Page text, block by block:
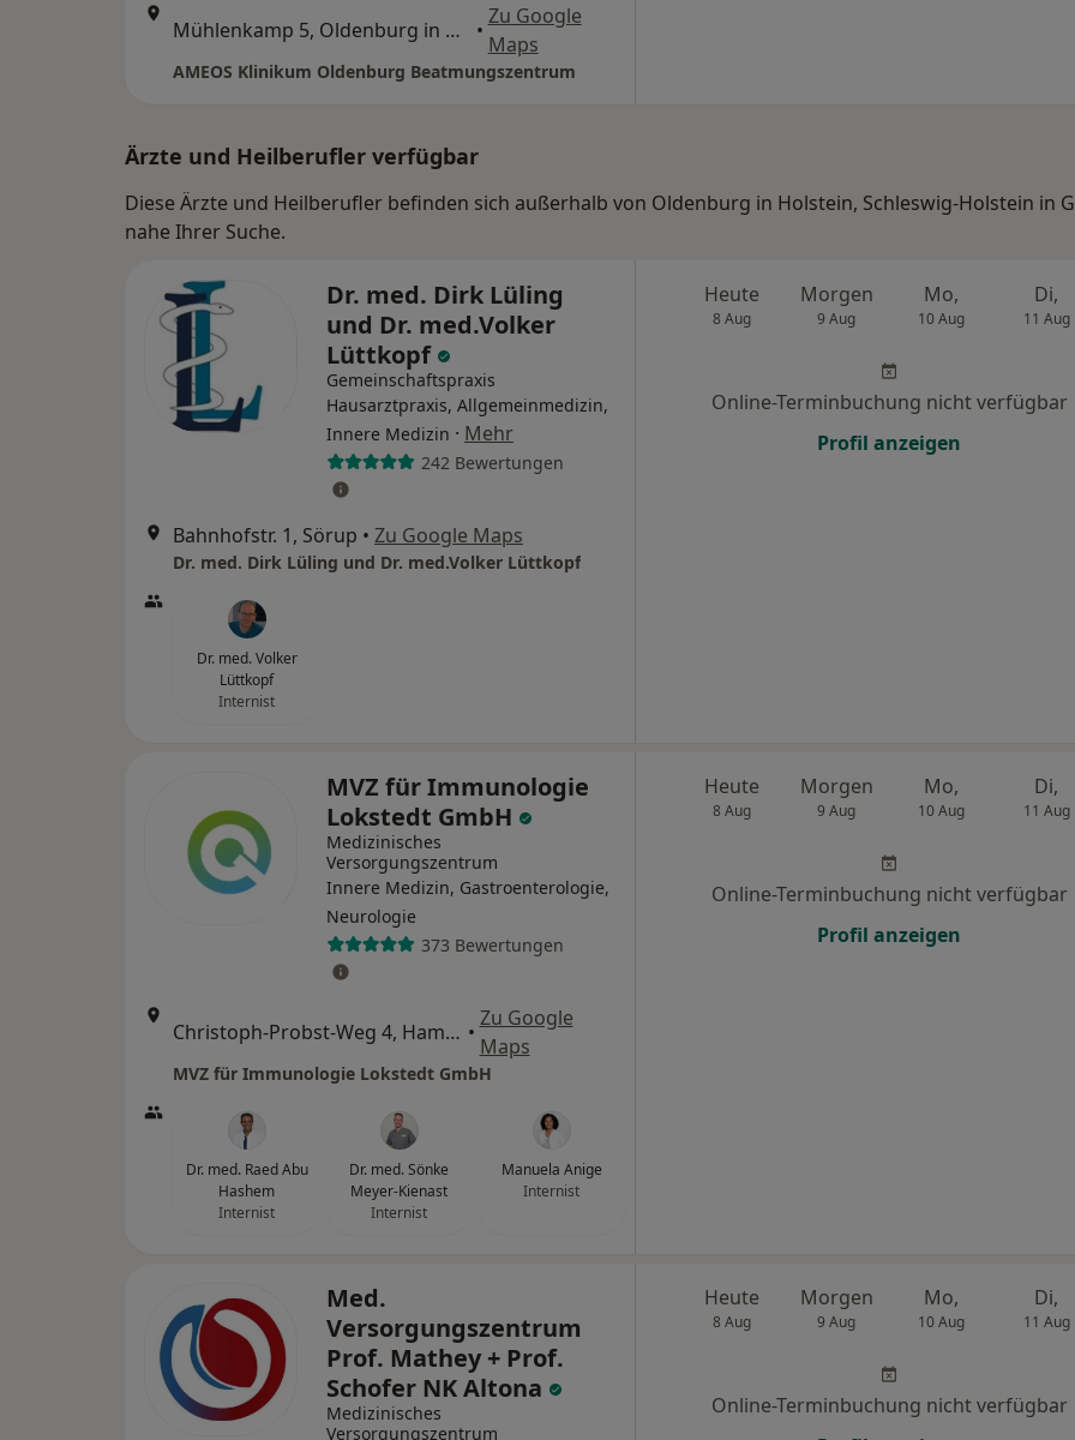
Mühlenkamp 5, Oldenburg in Holstein •
Zu Google
Maps
AMEOS Klinikum Oldenburg Beatmungszentrum
Ärzte und Heilberufler verfügbar
Diese Ärzte und Heilberufler befinden sich außerhalb von Oldenburg in Holstein, Schleswig-Holstein in
nahe Ihrer Suche.
Dr. med. Dirk Lüling
und Dr. med.Volker
Lüttkopf
Gemeinschaftspraxis
Hausarztpraxis, Allgemeinmedizin,
Innere Medizin · Mehr
242 Bewertungen
Bahnhofstr. 1, Sörup • Zu Google Maps
Dr. med. Dirk Lüling und Dr. med.Volker Lüttkopf
Dr. med. Volker
Lüttkopf
Internist
Heute
8 Aug
Morgen
9 Aug
Mo,
10 Aug
Di,
11 Aug
Online-Terminbuchung nicht verfügbar
Profil anzeigen
MVZ für Immunologie
Lokstedt GmbH
Medizinisches
Versorgungszentrum
Innere Medizin, Gastroenterologie,
Neurologie
373 Bewertungen
Christoph-Probst-Weg 4, Hamburg •
Zu Google
Maps
MVZ für Immunologie Lokstedt GmbH
Dr. med. Raed Abu
Hashem
Internist
Dr. med. Sönke
Meyer-Kienast
Internist
Manuela Anige
Internist
Heute
8 Aug
Morgen
9 Aug
Mo,
10 Aug
Di,
11 Aug
Online-Terminbuchung nicht verfügbar
Profil anzeigen
Med.
Versorgungszentrum
Prof. Mathey + Prof.
Schofer NK Altona
Medizinisches
Versorgungszentrum
Heute
8 Aug
Morgen
9 Aug
Mo,
10 Aug
Di,
11 Aug
Online-Terminbuchung nicht verfügbar